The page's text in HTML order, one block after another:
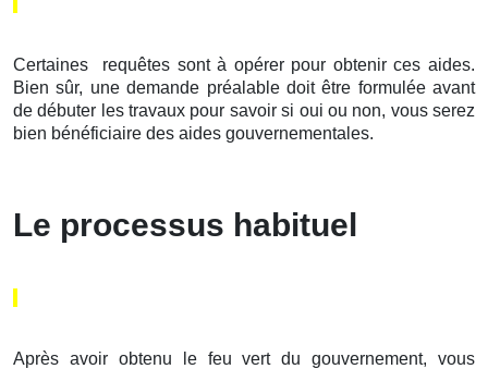
Certaines requêtes sont à opérer pour obtenir ces aides.
Bien sûr, une demande préalable doit être formulée avant
de débuter les travaux pour savoir si oui ou non, vous serez
bien bénéficiaire des aides gouvernementales.
Le processus habituel
Après avoir obtenu le feu vert du gouvernement, vous